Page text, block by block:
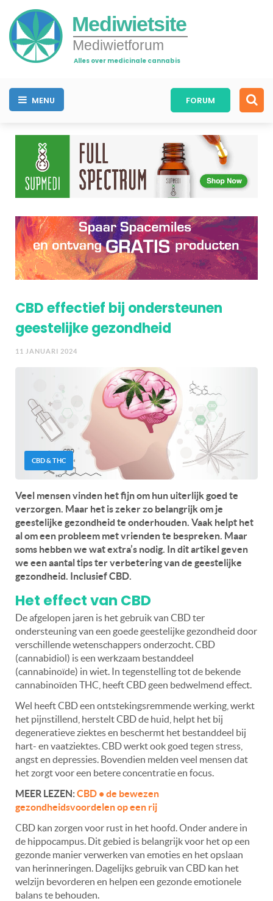
Mediwietsite
Mediwietforum
Alles over medicinale cannabis
MENU FORUM
CBD effectief bij ondersteunen
geestelijke gezondheid
11 JANUARI 2024
CBD & THC
Veel mensen vinden het fijn om hun uiterlijk goed te
verzorgen. Maar het is zeker zo belangrijk om je
geestelijke gezondheid te onderhouden. Vaak helpt het
al om een probleem met vrienden te bespreken. Maar
soms hebben we wat extra’s nodig. In dit artikel geven
we een aantal tips ter verbetering van de geestelijke
gezondheid. Inclusief CBD.
Het effect van CBD
De afgelopen jaren is het gebruik van CBD ter
ondersteuning van een goede geestelijke gezondheid door
verschillende wetenschappers onderzocht. CBD
(cannabidiol) is een werkzaam bestanddeel
(cannabinoïde) in wiet. In tegenstelling tot de bekende
cannabinoïden THC, heeft CBD geen bedwelmend effect.
Wel heeft CBD een ontstekingsremmende werking, werkt
het pijnstillend, herstelt CBD de huid, helpt het bij
degeneratieve ziektes en beschermt het bestanddeel bij
hart- en vaatziektes. CBD werkt ook goed tegen stress,
angst en depressies. Bovendien melden veel mensen dat
het zorgt voor een betere concentratie en focus.
MEER LEZEN:CBD • de bewezen
gezondheidsvoordelen op een rij
CBD kan zorgen voor rust in het hoofd. Onder andere in
de hippocampus. Dit gebied is belangrijk voor het op een
gezonde manier verwerken van emoties en het opslaan
van herinneringen. Dagelijks gebruik van CBD kan het
welzijn bevorderen en helpen een gezonde emotionele
balans te behouden.